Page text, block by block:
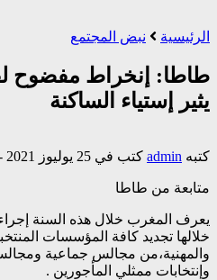
الرئيسية نبض المجتمع
طاطا: إنخراط مفضوح
يثير إستياء الساكنة
كتبه admin كتب في 25 يوليوز 2021 - 10:58 ص
متابعة من طاطا
يعرف المغرب خلال هذه السنة إجراء
خلالها تجديد كافة المؤسسات
والمهنية،من مجالس جماعية
وإنتخابات ممثلي المأجورين .